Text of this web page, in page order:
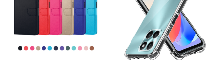
Sleng Feel Good
Univerzalne futrole i
Preklopne maskice